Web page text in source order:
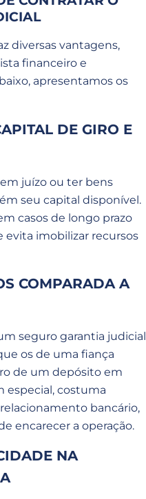
diversas vantagens,
financeiro e
apresentamos os
DE GIRO E
juízo ou ter bens
seu capital disponível.
casos de longo prazo
imobilizar recursos
COMPARADA A
seguro garantia judicial
os de uma fiança
de um depósito em
especial, costuma
bancário,
encarecer a operação.
NA